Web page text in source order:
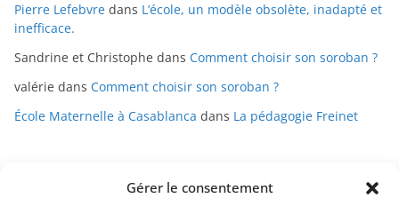
Gérer le consentement
Pierre Lefebvre dans L’école, un modèle obsolète, inadapté et
inefficace.
Sandrine et Christophe dans Comment choisir son soroban ?
valérie dans Comment choisir son soroban ?
École Maternelle à Casablanca dans La pédagogie Freinet